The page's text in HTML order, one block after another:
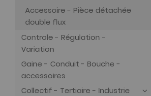
Accessoire - Pièce détachée
double flux
Controle - Régulation -
Variation
Gaine - Conduit - Bouche -
accessoires
Collectif - Tertiaire - Industrie